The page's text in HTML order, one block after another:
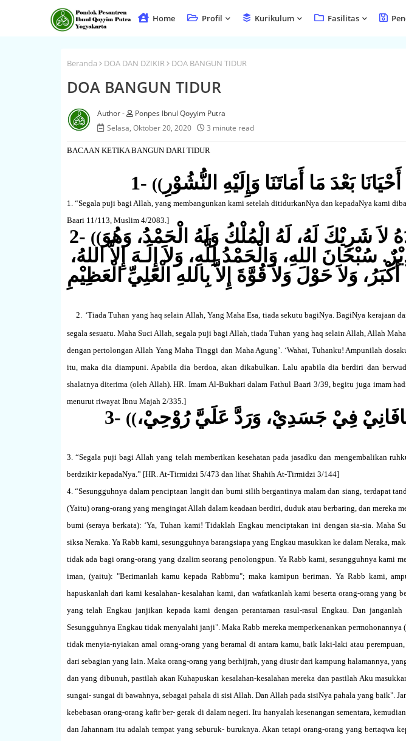
Home Profil Kurikulum Fasilitas
Beranda DOA DAN DZIKIR DOA BANGUN TIDUR
DOA BANGUN TIDUR
Ponpes Ibnul Qoyyim Putra
Selasa, Oktober 20, 2020
3 minute read
BACAAN KETIKA BANGUN DARI TIDUR
1- ((بَعْدَ مَا أَمَاتَنَا وَإِلَيْهِ النُّشُوْرِ
1. “Segala puji bagi Allah, yang membangunkan kami setelah ditidurkanNya dan kepadaNya kami
Baari 11/113, Muslim 4/2083.]
2- ((لاَ شَرِيْكَ لَهُ، لَهُ الْمُلْكُ وَلَهُ الْحَمْدُ، وَهُوَ
اللهِ، وَالْحَمْدُ لِلَّهِ، وَلاَ إِلَـهَ إِلاَّ اللهُ،
أَكْبَرُ، وَلاَ حَوْلَ وَلاَ قُوَّةَ إِلاَّ بِاللهِ الْعَلِيِّ الْعَظِيْمِ
2. ‘Tiada Tuhan yang haq selain Allah, Yang Maha Esa, tiada sekutu bagiNya. BagiNya kerajaan
segala sesuatu. Maha Suci Allah, segala puji bagi Allah, tiada Tuhan yang haq selain Allah, Allah
dengan pertolongan Allah Yang Maha Tinggi dan Maha Agung’. ‘Wahai, Tuhanku! Ampunilah
itu, maka dia diampuni. Apabila dia berdoa, akan dikabulkan. Lalu apabila dia berdiri dan
shalatnya diterima (oleh Allah). HR. Imam Al-Bukhari dalam Fathul Baari 3/39, begitu juga imam
menurut riwayat Ibnu Majah 2/335.]
3- ((عَافَانِيْ فِيْ جَسَدِيْ، وَرَدَّ عَلَيَّ رُوْحِيْ،
3. “Segala puji bagi Allah yang telah memberikan kesehatan pada jasadku dan mengembalikan
berdzikir kepadaNya.” [HR. At-Tirmidzi 5/473 dan lihat Shahih At-Tirmidzi 3/144]
4. “Sesungguhnya dalam penciptaan langit dan bumi silih bergantinya malam dan siang, terdapat
(Yaitu) orang-orang yang mengingat Allah dalam keadaan berdiri, duduk atau berbaring, dan mereka
bumi (seraya berkata): ‘Ya, Tuhan kami! Tidaklah Engkau menciptakan ini dengan sia-sia. Maha
siksa Neraka. Ya Rabb kami, sesungguhnya barangsiapa yang Engkau masukkan ke dalam Neraka,
tidak ada bagi orang-orang yang dzalim seorang penolongpun. Ya Rabb kami, sesungguhnya kami
iman, (yaitu): "Berimanlah kamu kepada Rabbmu"; maka kamipun beriman. Ya Rabb kami,
hapuskanlah dari kami kesalahan- kesalahan kami, dan wafatkanlah kami beserta orang-orang yang
yang telah Engkau janjikan kepada kami dengan perantaraan rasul-rasul Engkau. Dan
Sesungguhnya Engkau tidak menyalahi janji". Maka Rabb mereka memperkenankan permohonannya
tidak menyia-nyiakan amal orang-orang yang beramal di antara kamu, baik laki-laki atau
dari sebagian yang lain. Maka orang-orang yang berhijrah, yang diusir dari kampung halamannya,
dan yang dibunuh, pastilah akan Kuhapuskan kesalahan-kesalahan mereka dan pastilah Aku
sungai- sungai di bawahnya, sebagai pahala di sisi Allah. Dan Allah pada sisiNya pahala yang baik".
kebebasan orang-orang kafir ber- gerak di dalam negeri. Itu hanyalah kesenangan sementara,
dan Jahannam itu adalah tempat yang seburuk- buruknya. Akan tetapi orang-orang yang bertaqwa